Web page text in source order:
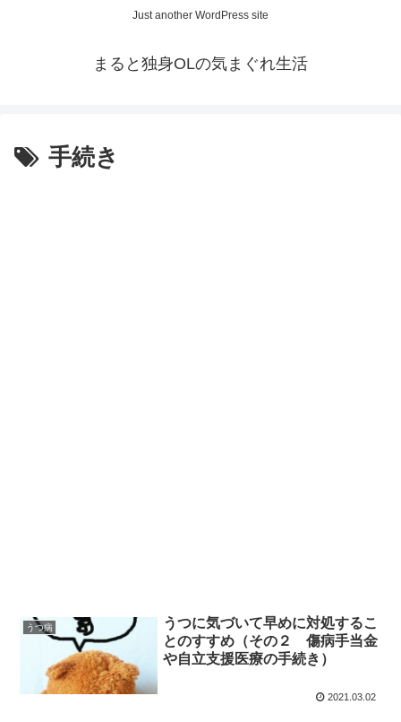
Just another WordPress site
まると独身OLの気まぐれ生活
手続き
うつ病
うつに気づいて早めに対処するこ
とのすすめ（その２ 傷病手当金
や自立支援医療の手続き）
2021.03.02